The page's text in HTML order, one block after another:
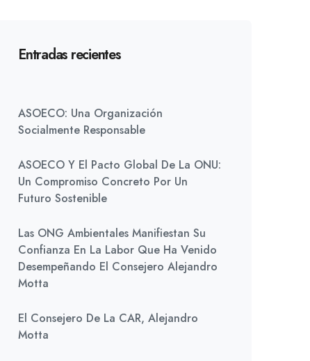
Entradas recientes
ASOECO: Una Organización
Socialmente Responsable
ASOECO Y El Pacto Global De La ONU:
Un Compromiso Concreto Por Un
Futuro Sostenible
Las ONG Ambientales Manifiestan Su
Confianza En La Labor Que Ha Venido
Desempeñando El Consejero Alejandro
Motta
El Consejero De La CAR, Alejandro
Motta